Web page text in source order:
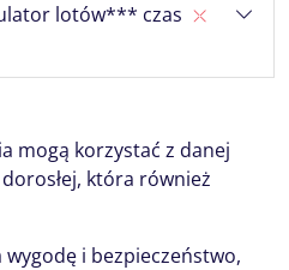
lotów*** czas
mogą korzystać z danej
która również
i bezpieczeństwo,